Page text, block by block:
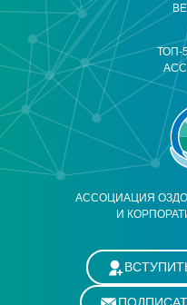
АССОЦИАЦИЯ
И
ТОП-